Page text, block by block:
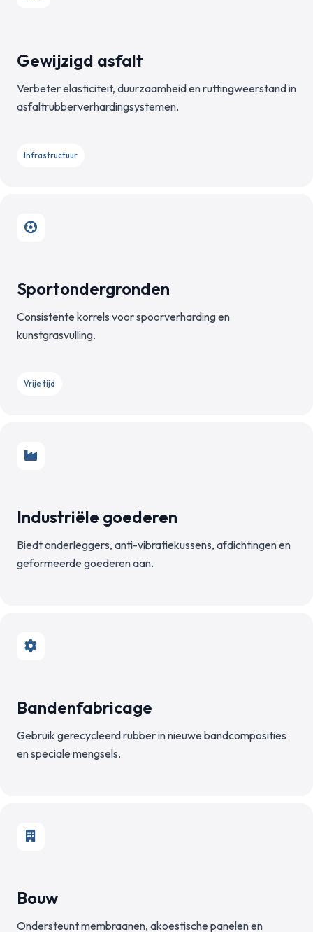
Gewijzigd asfalt
Verbeter elasticiteit, duurzaamheid en ruttingweerstand in
asfaltrubberverhardingsystemen.
Infrastructuur
Sportondergronden
Consistente korrels voor spoorverharding en
kunstgrasvulling.
Vrije tijd
Industriële goederen
Biedt onderleggers, anti-vibratiekussens, afdichtingen en
geformeerde goederen aan.
Bandenfabricage
Gebruik gerecycleerd rubber in nieuwe bandcomposities
en speciale mengsels.
Bouw
Ondersteunt membraanen, akoestische panelen en